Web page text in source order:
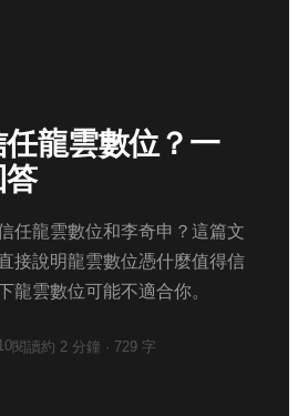
龍雲數位？一
任龍雲數位和李奇申？這篇文
接說明龍雲數位憑什麼值得信
龍雲數位可能不適合你。
閱讀約 2 分鐘 · 729 字